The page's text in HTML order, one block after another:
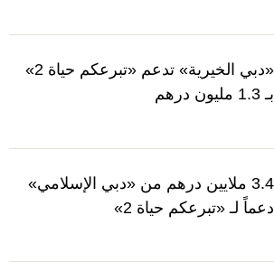
«دبي الخيرية» تدعم «تبرعكم حياة 2»
بـ 1.3 مليون درهم
3.4 ملايين درهم من «دبي الإسلامي»
دعماً لـ «تبرعكم حياة 2»